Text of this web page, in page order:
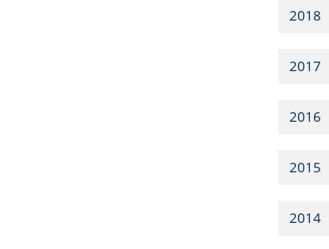
2018
2017
2016
2015
2014